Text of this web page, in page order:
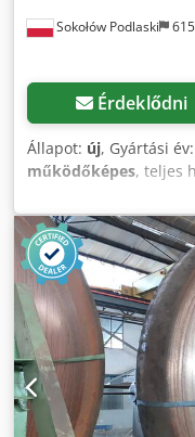
Sokołów Podlaski
Érdeklődni
Állapot: új, Gyártási év:
működőképes, teljes
,
ford/min, teljes
1 750 mm, össztömeg:
600 mm, előtolás
előtolási hossza:450
Y tengely előtolási
sebesség Z tengely:
bemeneti áram
12 hónapok, szerelési
elmozdulási távolság:
400 mm, Z-tengely